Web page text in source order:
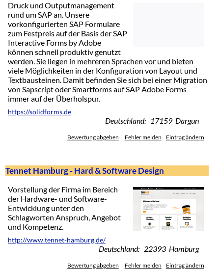
Druck und Outputmanagement
rund um SAP an. Unsere
vorkonfigurierten SAP Formulare
zum Festpreis auf der Basis der SAP
Interactive Forms by Adobe
können schnell produktiv genutzt
werden. Sie liegen in mehreren Sprachen vor und bieten
viele Möglichkeiten in der Konfiguration von Layout und
Textbausteinen. Damit befinden Sie sich bei einer Migration
von Sapscript oder Smartforms auf SAP Adobe Forms
immer auf der Überholspur.
https://solidforms.de
Deutschland: 17159 Dargun
Bewertung abgeben Fehler melden Eintrag ändern
Tennet Hamburg - Hard & Software Design
Vorstellung der Firma im Bereich
der Hardware- und Software-
Entwicklung unter den
Schlagworten Anspruch, Angebot
und Kompetenz.
http://www.tennet-hamburg.de/
Deutschland: 22393 Hamburg
Bewertung abgeben Fehler melden Eintrag ändern